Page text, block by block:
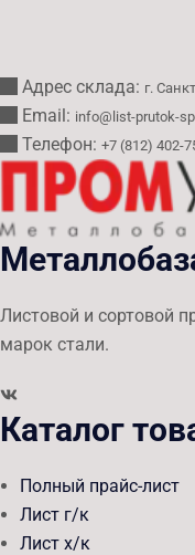
Адрес склада: г.
Email: info@list-prutok-
Телефон: +7 (812) 402-
Листовой и сортовой
марок стали.
Каталог
Полный прайс-лист
Лист г/к
Лист х/к